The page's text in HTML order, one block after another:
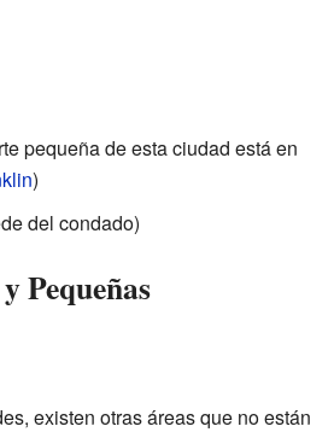
pequeña de esta ciudad está en
)
del condado)
Pequeñas
existen otras áreas que no están